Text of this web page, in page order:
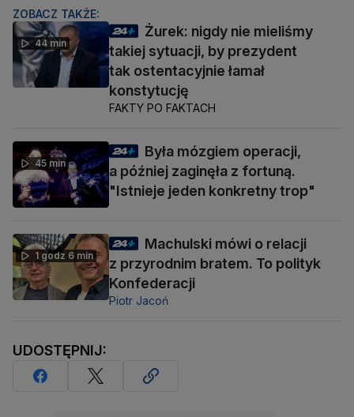
ZOBACZ TAKŻE:
44 min
Żurek: nigdy nie mieliśmy
takiej sytuacji, by prezydent
tak ostentacyjnie łamał
konstytucję
FAKTY PO FAKTACH
45 min
Była mózgiem operacji,
a później zaginęła z fortuną.
"Istnieje jeden konkretny trop"
1 godz 6 min
Machulski mówi o relacji
z przyrodnim bratem. To polityk
Konfederacji
Piotr Jacoń
UDOSTĘPNIJ: